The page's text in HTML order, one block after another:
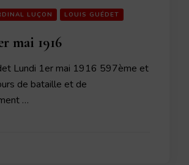
LUÇON LOUIS GUÉDET
mai 1916
Lundi 1er mai 1916 597ème et
de bataille et de
…